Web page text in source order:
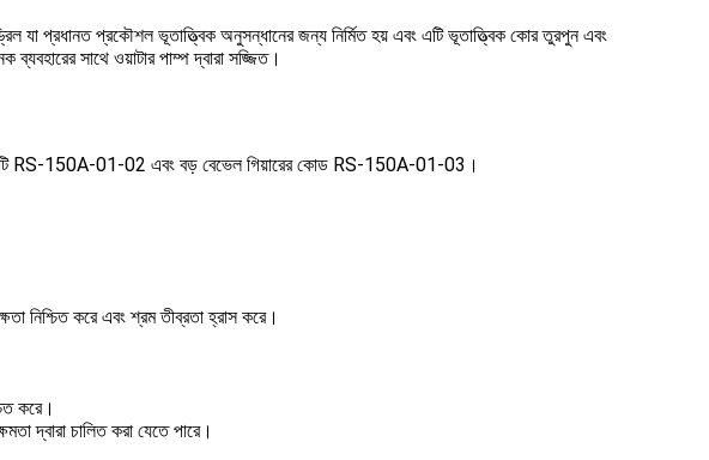
যা প্রধানত প্রকৌশল ভূতাত্ত্বিক অনুসন্ধানের জন্য নির্মিত হয় এবং এটি ভূতাত্ত্বিক কোর তুরপুন এবং
সাথে ওয়াটার পাম্প দ্বারা সজ্জিত।
কোডটি RS-150A-01-02 এবং বড় বেভেল গিয়ারের কোড RS-150A-01-03।
নিশ্চিত করে এবং শ্রম তীব্রতা হ্রাস করে।
করে।
দ্বারা চালিত করা যেতে পারে।